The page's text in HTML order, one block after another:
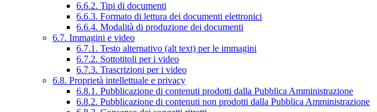
6.6.2. Tipi di documenti
6.6.3. Formato di lettura dei documenti elettronici
6.6.4. Modalità di produzione dei documenti
6.7. Immagini e video
6.7.1. Testo alternativo (alt text) per le immagini
6.7.2. Sottotitoli per i video
6.7.3. Trascrizioni per i video
6.8. Proprietà intellettuale e privacy
6.8.1. Pubblicazione di contenuti prodotti dalla Pubblica Amministrazione
6.8.2. Pubblicazione di contenuti non prodotti dalla Pubblica Amministrazione